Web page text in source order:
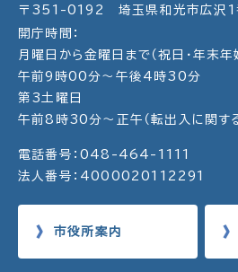
〒351-0192 埼玉県和光市広沢1
開庁時間：
月曜日から金曜日まで（祝日・年末年
午前9時00分～午後4時30分
第3土曜日
午前8時30分～正午（転出入に関す
電話番号：048-464-1111
法人番号：4000020112291
市役所案内